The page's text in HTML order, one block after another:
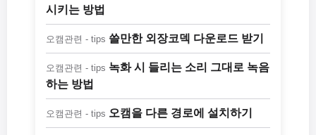
시키는 방법
오캠관련 - tips 쓸만한 외장코덱 다운로드 받기
오캠관련 - tips 녹화 시 들리는 소리 그대로 녹음
하는 방법
오캠관련 - tips 오캠을 다른 경로에 설치하기